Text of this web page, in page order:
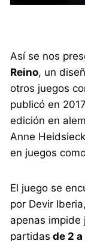
Así se nos
Reino, un
otros juegos
publicó en
edición en
Anne
en juegos
El juego se
por Devir
apenas impide
partidas de 2